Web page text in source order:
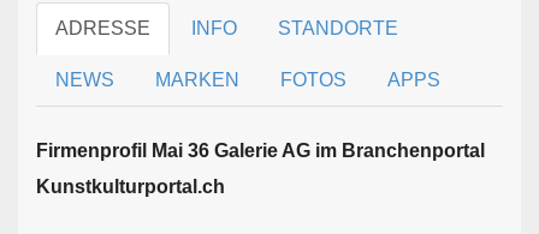
ADRESSE INFO STANDORTE
NEWS MARKEN FOTOS APPS
Firmen­profil Mai 36 Galerie AG im Branchen­portal
Kunstkulturportal.ch